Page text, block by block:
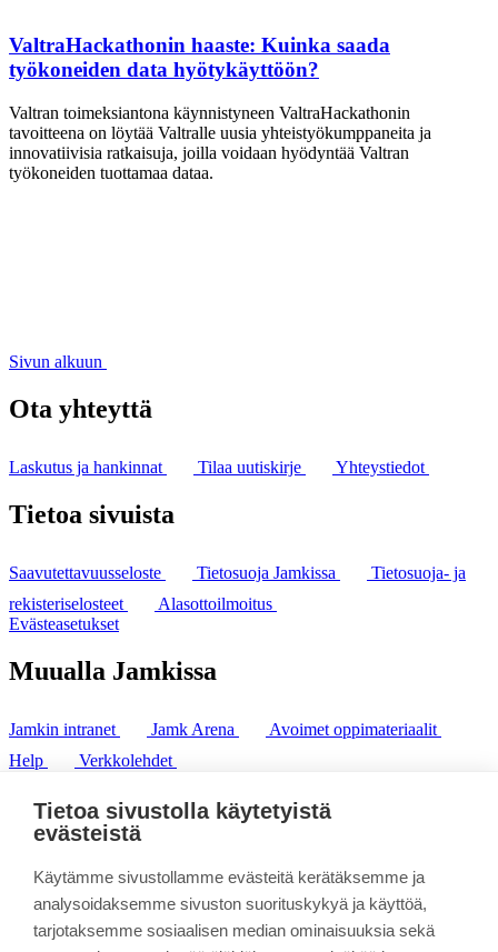
ValtraHackathonin haaste: Kuinka saada
työkoneiden data hyötykäyttöön?
Valtran toimeksiantona käynnistyneen ValtraHackathonin
tavoitteena on löytää Valtralle uusia yhteistyökumppaneita ja
innovatiivisia ratkaisuja, joilla voidaan hyödyntää Valtran
työkoneiden tuottamaa dataa.
Sivun alkuun
Ota yhteyttä
Laskutus ja hankinnat Tilaa uutiskirje Yhteystiedot
Tietoa sivuista
Saavutettavuusseloste Tietosuoja Jamkissa
Tietosuoja- ja
rekisteriselosteet
Alasottoilmoitus
Evästeasetukset
Muualla Jamkissa
Jamkin intranet Jamk Arena
Avoimet oppimateriaalit
Help
Verkkolehdet
puh. +358 20 743 8100
fax. +358 14 449 9694
Tietoa sivustolla käytetyistä
evästeistä
Käytämme sivustollamme evästeitä kerätäksemme ja
analysoidaksemme sivuston suorituskykyä ja käyttöä,
tarjotaksemme sosiaalisen median ominaisuuksia sekä